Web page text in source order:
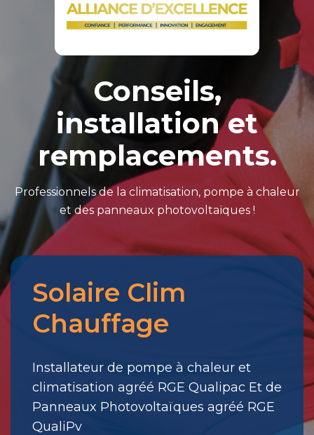
Conseils,
installation et
remplacements.
Professionnels de la climatisation, pompe à chaleur
et des panneaux photovoltaïques !
Merci
pour
votre
Il
a
été
envoyé.
Solaire Clim
Chauffage
Installateur de pompe à chaleur et
climatisation agréé RGE Qualipac Et de
Panneaux Photovoltaïques agréé RGE
QualiPv